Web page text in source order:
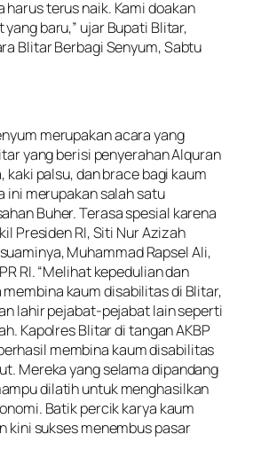
harus terus naik. Kami doakan
baru,” ujar Bupati Blitar,
Blitar Berbagi Senyum, Sabtu
merupakan acara yang
yang berisi penyerahan Alquran
kaki palsu, dan brace bagi kaum
ini merupakan salah satu
Buher. Terasa spesial karena
Presiden RI, Siti Nur Azizah
Muhammad Rapsel Ali,
RI. “Melihat kepedulian dan
kaum disabilitas di Blitar,
lahir pejabat-pejabat lain seperti
Kapolres Blitar di tangan AKBP
membina kaum disabilitas
Mereka yang selama dipandang
dilatih untuk menghasilkan
Batik percik karya kaum
kini sukses menembus pasar